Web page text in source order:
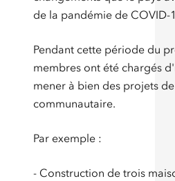
de la pandémie de COVID-
Pendant cette période du
membres ont été chargés
mener à bien des projets
communautaire.
Par exemple :
- Construction de trois